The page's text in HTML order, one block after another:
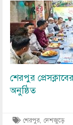
Image
শেরপুর
অনুষ্ঠিত
শেরপুর, দেশজুড়ে